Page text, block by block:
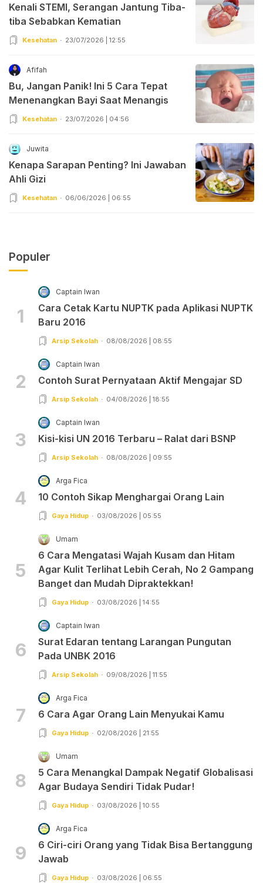
Kenali STEMI, Serangan Jantung Tiba-
tiba Sebabkan Kematian
Kesehatan 23/07/2026 | 12:55
Afifah
Bu, Jangan Panik! Ini 5 Cara Tepat
Menenangkan Bayi Saat Menangis
Kesehatan 23/07/2026 | 04:56
Juwita
Kenapa Sarapan Penting? Ini Jawaban
Ahli Gizi
Kesehatan 06/06/2026 | 06:55
Populer
1
Captain Iwan
Cara Cetak Kartu NUPTK pada Aplikasi NUPTK
Baru 2016
Arsip Sekolah 08/08/2026 | 08:55
2
Captain Iwan
Contoh Surat Pernyataan Aktif Mengajar SD
Arsip Sekolah 04/08/2026 | 18:55
3
Captain Iwan
Kisi-kisi UN 2016 Terbaru – Ralat dari BSNP
Arsip Sekolah 08/08/2026 | 09:55
4
Arga Fica
10 Contoh Sikap Menghargai Orang Lain
Gaya Hidup 03/08/2026 | 05:55
5
Umam
6 Cara Mengatasi Wajah Kusam dan Hitam
Agar Kulit Terlihat Lebih Cerah, No 2 Gampang
Banget dan Mudah Dipraktekkan!
Gaya Hidup 03/08/2026 | 14:55
6
Captain Iwan
Surat Edaran tentang Larangan Pungutan
Pada UNBK 2016
Arsip Sekolah 09/08/2026 | 11:55
7
Arga Fica
6 Cara Agar Orang Lain Menyukai Kamu
Gaya Hidup 02/08/2026 | 21:55
8
Umam
5 Cara Menangkal Dampak Negatif Globalisasi
Agar Budaya Sendiri Tidak Pudar!
Gaya Hidup 03/08/2026 | 10:55
9
Arga Fica
6 Ciri-ciri Orang yang Tidak Bisa Bertanggung
Jawab
Gaya Hidup 03/08/2026 | 06:55